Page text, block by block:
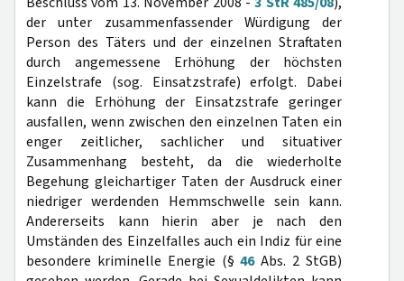
der unter zusammenfassender Würdigung der
Person des Täters und der einzelnen Straftaten
durch angemessene Erhöhung der höchsten
Einzelstrafe (sog. Einsatzstrafe) erfolgt. Dabei
kann die Erhöhung der Einsatzstrafe geringer
ausfallen, wenn zwischen den einzelnen Taten ein
enger zeitlicher, sachlicher und situativer
Zusammenhang besteht, da die wiederholte
Begehung gleichartiger Taten der Ausdruck einer
niedriger werdenden Hemmschwelle sein kann.
Andererseits kann hierin aber je nach den
Umständen des Einzelfalles auch ein Indiz für eine
besondere kriminelle Energie (§46Abs. 2 StGB)